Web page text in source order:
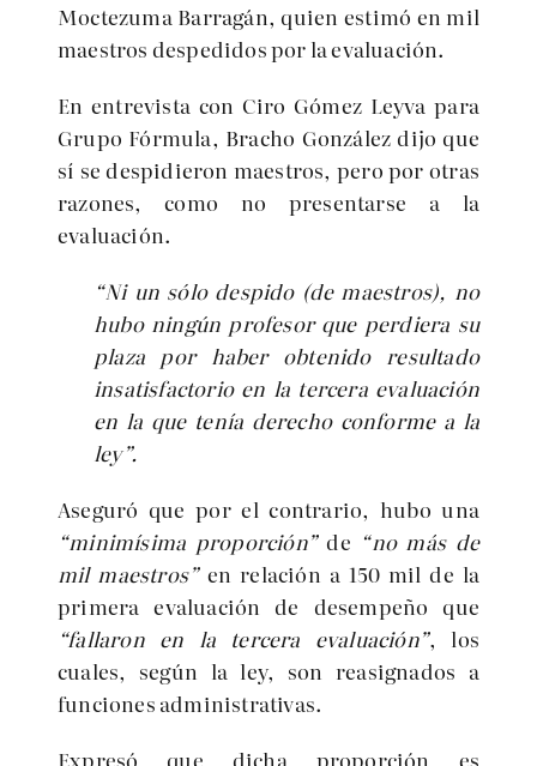
Moctezuma Barragán, quien estimó en mil
maestros despedidos por la evaluación.
En entrevista con Ciro Gómez Leyva para
Grupo Fórmula, Bracho González dijo que
sí se despidieron maestros, pero por otras
razones, como no presentarse a la
evaluación.
“Ni un sólo despido (de maestros), no
hubo ningún profesor que perdiera su
plaza por haber obtenido resultado
insatisfactorio en la tercera evaluación
en la que tenía derecho conforme a la
ley”.
Aseguró que por el contrario, hubo una
“minimísima proporción”de “no más de
mil maestros”en relación a 150 mil de la
primera evaluación de desempeño que
“fallaron en la tercera evaluación”, los
cuales, según la ley, son reasignados a
funciones administrativas.
Expresó que dicha proporción es